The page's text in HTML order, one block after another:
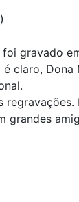
foi gravado
claro, Dona
regravações.
grandes